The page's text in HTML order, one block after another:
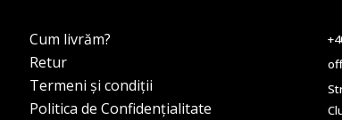
Cum livrăm?
Retur
Termeni și condiții
Politica de Confidențialitate